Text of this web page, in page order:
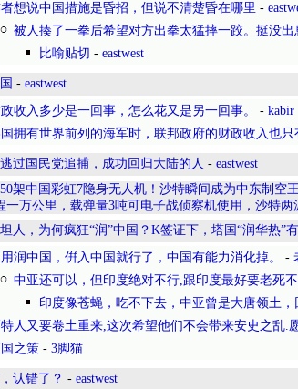
想说中国措施是昏招，但说不清楚昏在哪里 -
被人揍了一拳后希望对方出拳太猛摔一跤。挺没出
比喻贴切 - eastwest
- eastwest
收入多少是一回事，怎么花又是另一回事。
- kabir
拥有世界前列的海军时，联邦政府的财政收入也只
过国民党追捕，成功回归大陆的人 - eastwest
架中国彩虹7隐身无人机！沙特瞬间成为中东制空
一万公里，载弹量3吨可电子战侦察机使用，沙特
人，为何疯狂“润”中国？K签证下，塔国“润华热”
润中国，倂入中国就行了，中国有能力消化掉。
-
中亚还可以，但印度绝对不行,跟印度最好要老死
印度像苍蝇，吃不下去，中亚曾是大唐领土，
人又要卷土重来,这次希望他们不会带来安史之乱.
国之策 - 3脚猫
认错了？ - eastwest